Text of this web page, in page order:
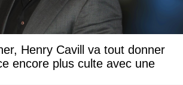
Henry Cavill va tout donner
encore plus culte avec une